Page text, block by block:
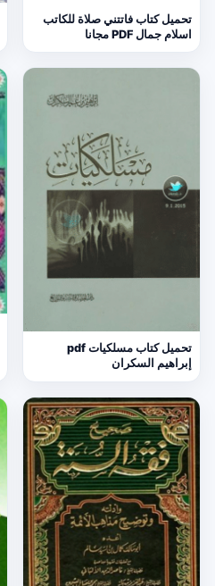
تحميل كتاب فاتتني صلاة للكاتب
اسلام جمال PDF مجانا
تحميل كتاب مسلكيات pdf
إبراهيم السكران